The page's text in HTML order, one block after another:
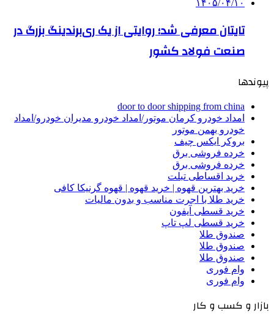
۱۴۰۵/۰۴/۱۰
تایتان معرفی شد؛ روایتی از یک ری‌برندینگ بزرگ در
صنعت فولاد کشور
پیوندها
door to door shipping from china
امداد خودرو کرمان موتور/امداد خودرو مدیران خودرو/امداد
خودرو بهمن موتور
بروکر ایکس چیف
خرده فروشی برق
خرده فروشی برق
خرید اقساطی تبلت
خرید بهترین قهوه | خرید قهوه | قهوه گرنیکا کافی
خرید طلا با اجرت مناسب و بدون مالیات
خرید قسطی آیفون
خرید قسطی لپ تاپ
صندوق طلا
صندوق طلا
صندوق طلا
وام فوری
وام فوری
بازار و کسب و کار